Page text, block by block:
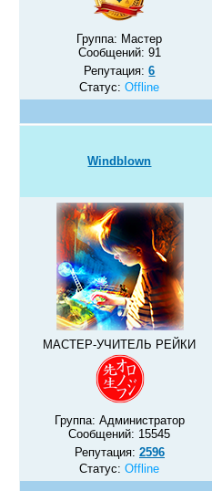
Группа: Мастер
Сообщений: 91
Репутация:6
Статус:Offline
Windblown
МАСТЕР-УЧИТЕЛЬ РЕЙКИ
Группа: Администратор
Сообщений: 15545
Репутация: 2596
Статус:Offline